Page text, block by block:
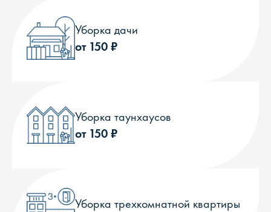
Уборка дачи
от 150 ₽
Уборка таунхаусов
от 150 ₽
Уборка трехкомнатной квартиры